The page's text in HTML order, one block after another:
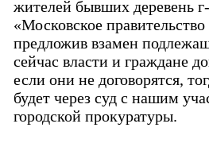
жителей бывших деревень
«Московское
предложив взамен
сейчас власти и граждане
если они не договорятся,
будет через суд с нашим
городской прокуратуры.